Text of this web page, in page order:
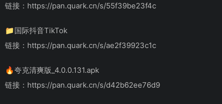
链接：https://pan.quark.cn/s/55f39be23f4c
📁国际抖音TikTok
链接：https://pan.quark.cn/s/ae2f39923c1c
🔥夸克清爽版_4.0.0.131.apk
链接：https://pan.quark.cn/s/d42b62ee76d9